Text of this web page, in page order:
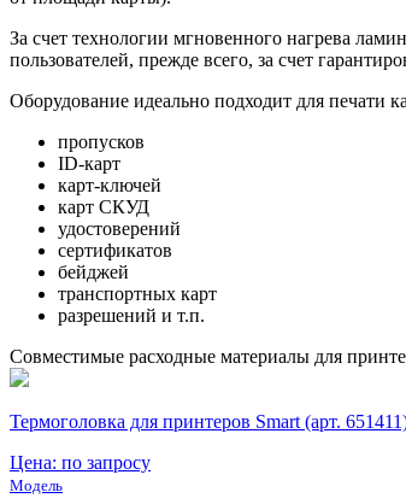
За счет технологии мгновенного нагрева
пользователей, прежде всего, за счет
Оборудование идеально подходит для печати
пропусков
ID-карт
карт-ключей
карт СКУД
удостоверений
сертификатов
бейджей
транспортных карт
разрешений и т.п.
Совместимые расходные материалы для
Термоголовка для принтеров Smart (арт.
Цена: по запросу
Модель